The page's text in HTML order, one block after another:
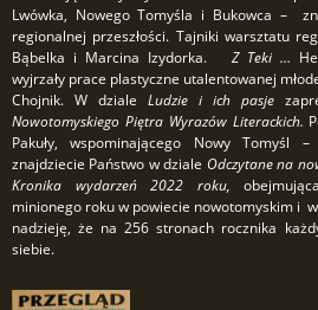
Lwówka, Nowego Tomyśla i Bukowca –
regionalnej przeszłości. Tajniki warsztatu
Bąbelka i Marcina Izydorka.
Z Teki …
wyjrzały prace plastyczne utalentowanej
Chojnik. W dziale Ludzie i ich pasje
Nowotomyskiego Piętra Wyrazów Literackich.
Pakuły, wspominającego Nowy Tomyśl
znajdziecie Państwo w dziale Odczytane na
Kronika wydarzeń 2022 roku,
minionego roku w powiecie nowotomyskim i
nadzieję, że na 256 stronach rocznika
siebie.